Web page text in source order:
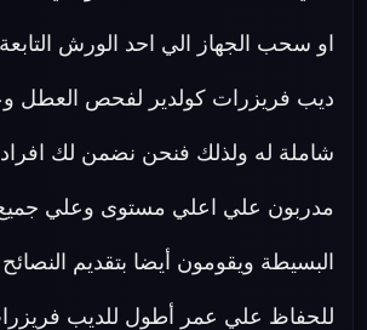
او سحب الجهاز الي احد الورش
ديب فريزرات كولدير لفحص العطل
شاملة له ولذلك فنحن نضمن لك
مدربون علي اعلي مستوى وعلي
البسيطة ويقومون أيضا بتقديم
للحفاظ علي عمر أطول للديب